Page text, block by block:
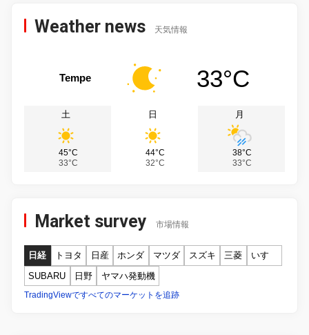
Weather news 天気情報
Tempe 33°C
土
45°C
33°C
日
44°C
32°C
月
38°C
33°C
Market survey 市場情報
日経 トヨタ 日産 ホンダ マツダ スズキ 三菱
いすゞ
SUBARU
日野 ヤマハ発動機
TradingViewですべてのマーケットを追跡